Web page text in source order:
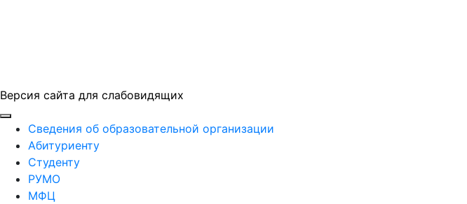
Версия сайта для слабовидящих
ГБПОУ "ПАПТ"
Сведения об образовательной организации
Абитуриенту
Студенту
РУМО
МФЦ